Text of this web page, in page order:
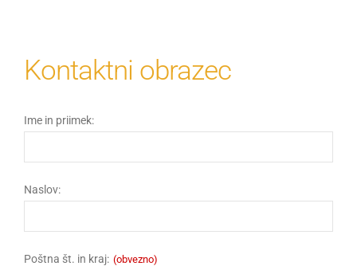
Kontaktni obrazec
Ime in priimek:
Naslov:
Poštna št. in kraj: (obvezno)